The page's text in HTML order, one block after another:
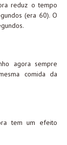
reduz o tempo
(era 60). O
agora sempre
comida da
tem um efeito